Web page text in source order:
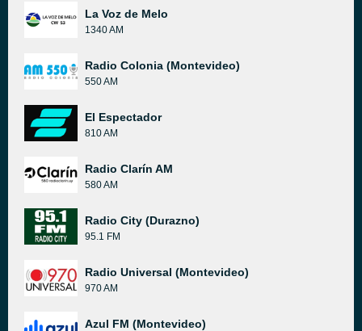
La Voz de Melo
1340 AM
Radio Colonia (Montevideo)
550 AM
El Espectador
810 AM
Radio Clarín AM
580 AM
Radio City (Durazno)
95.1 FM
Radio Universal (Montevideo)
970 AM
Azul FM (Montevideo)